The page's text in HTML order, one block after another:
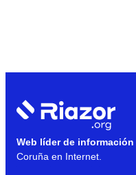
Web líder de información
Coruña en Internet.